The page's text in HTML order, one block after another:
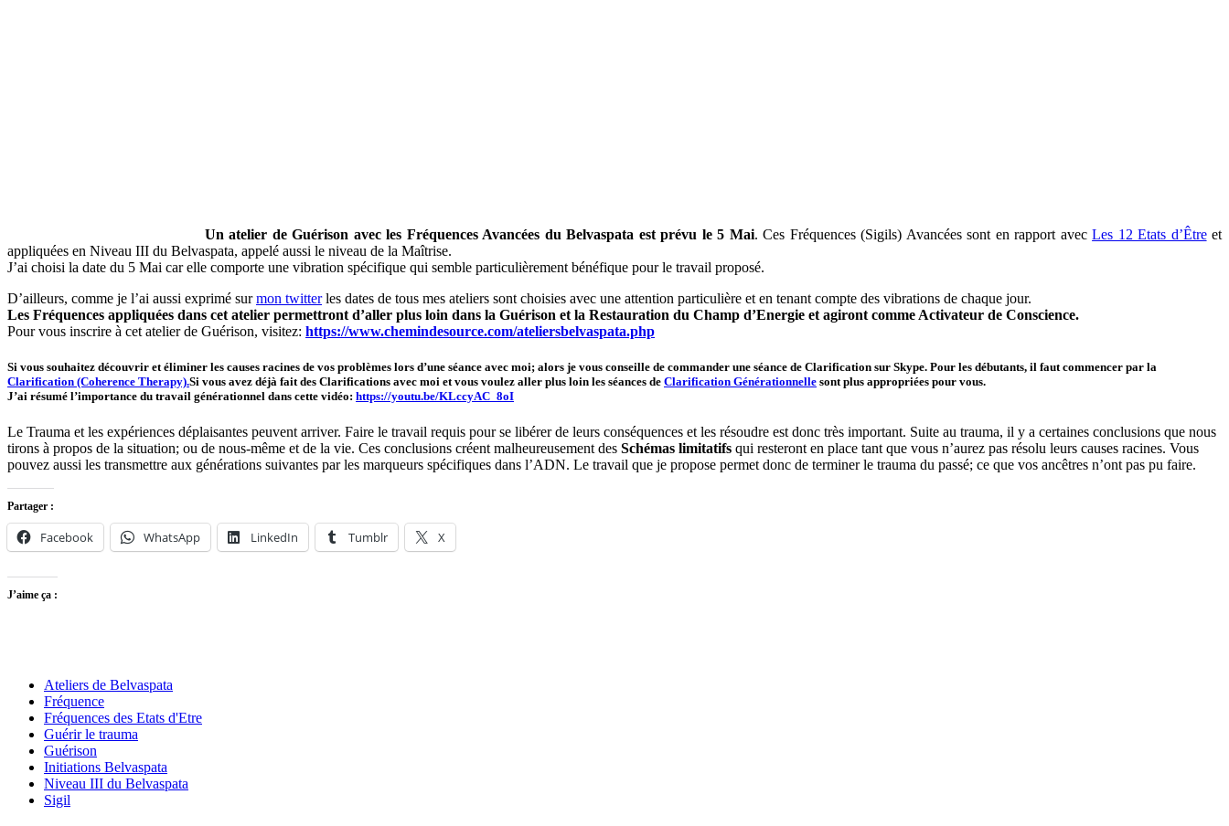
Un atelier de Guérison avec les Fréquences Avancées du Belvaspata est prévu le 5 Mai. Ces Fréquences (Sigils) Avancées sont en rapport avecLes 12 Etats d’Êtreet
appliquées en Niveau III du Belvaspata, appelé aussi le niveau de la Maîtrise.
J’ai choisi la date du 5 Mai car elle comporte une vibration spécifique qui semble particulièrement bénéfique pour le travail proposé.
D’ailleurs, comme je l’ai aussi exprimé surmon twitterles dates de tous mes ateliers sont choisies avec une attention particulière et en tenant compte des vibrations de chaque jour.
Les Fréquences appliquées dans cet atelier permettront d’aller plus loin dans la Guérison et la Restauration du Champ d’Energie et agiront comme Activateur de Conscience.
Pour vous inscrire à cet atelier de Guérison, visitez: https://www.chemindesource.com/ateliersbelvaspata.php
Si vous souhaitez découvrir et éliminer les causes racines de vos problèmes lors d’une séance avec moi; alors je vous conseille de commander une séance de Clarification sur Skype. Pour les débutants, il faut commencer par la
Clarification (Coherence Therapy).Si vous avez déjà fait des Clarifications avec moi et vous voulez aller plus loin les séances de Clarification Générationnelle sont plus appropriées pour vous.
J’ai résumé l’importance du travail générationnel dans cette vidéo: https://youtu.be/KLccyAC_8oI
Le Trauma et les expériences déplaisantes peuvent arriver. Faire le travail requis pour se libérer de leurs conséquences et les résoudre est donc très important. Suite au trauma, il y a certaines conclusions que nous
tirons à propos de la situation; ou de nous-même et de la vie. Ces conclusions créent malheureusement des Schémas limitatifs qui resteront en place tant que vous n’aurez pas résolu leurs causes racines. Vous
pouvez aussi les transmettre aux générations suivantes par les marqueurs spécifiques dans l’ADN. Le travail que je propose permet donc de terminer le trauma du passé; ce que vos ancêtres n’ont pas pu faire.
Partager :
Facebook WhatsApp LinkedIn Tumblr X
J’aime ça :
Ateliers de Belvaspata
Fréquence
Fréquences des Etats d'Etre
Guérir le trauma
Guérison
Initiations Belvaspata
Niveau III du Belvaspata
Sigil